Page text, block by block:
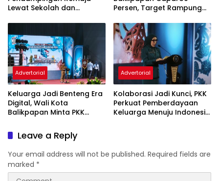
Lewat Sekolah dan
Persen, Target Rampung
Advertorial
Keluarga Jadi Benteng Era
Digital, Wali Kota
Balikpapan Minta PKK
Karakter Generasi Muda
Advertorial
Kolaborasi Jadi Kunci, PKK
Perkuat Pemberdayaan
Keluarga Menuju Indonesia
Leave a Reply
Your email address will not be published. Required fields are
marked *